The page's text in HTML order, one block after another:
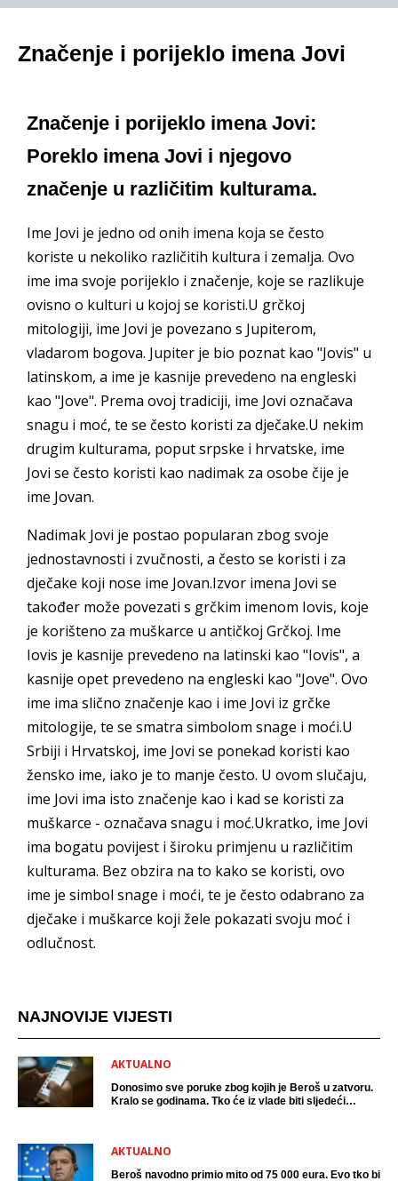
Značenje i porijeklo imena Jovi
Značenje i porijeklo imena Jovi:
Poreklo imena Jovi i njegovo
značenje u različitim kulturama.
Ime Jovi je jedno od onih imena koja se često
koriste u nekoliko različitih kultura i zemalja. Ovo
ime ima svoje porijeklo i značenje, koje se razlikuje
ovisno o kulturi u kojoj se koristi.U grčkoj
mitologiji, ime Jovi je povezano s Jupiterom,
vladarom bogova. Jupiter je bio poznat kao "Jovis" u
latinskom, a ime je kasnije prevedeno na engleski
kao "Jove". Prema ovoj tradiciji, ime Jovi označava
snagu i moć, te se često koristi za dječake.U nekim
drugim kulturama, poput srpske i hrvatske, ime
Jovi se često koristi kao nadimak za osobe čije je
ime Jovan.
Nadimak Jovi je postao popularan zbog svoje
jednostavnosti i zvučnosti, a često se koristi i za
dječake koji nose ime Jovan.Izvor imena Jovi se
također može povezati s grčkim imenom Iovis, koje
je korišteno za muškarce u antičkoj Grčkoj. Ime
Iovis je kasnije prevedeno na latinski kao "Iovis", a
kasnije opet prevedeno na engleski kao "Jove". Ovo
ime ima slično značenje kao i ime Jovi iz grčke
mitologije, te se smatra simbolom snage i moći.U
Srbiji i Hrvatskoj, ime Jovi se ponekad koristi kao
žensko ime, iako je to manje često. U ovom slučaju,
ime Jovi ima isto značenje kao i kad se koristi za
muškarce - označava snagu i moć.Ukratko, ime Jovi
ima bogatu povijest i široku primjenu u različitim
kulturama. Bez obzira na to kako se koristi, ovo
ime je simbol snage i moći, te je često odabrano za
dječake i muškarce koji žele pokazati svoju moć i
odlučnost.
NAJNOVIJE VIJESTI
AKTUALNO
Donosimo sve poruke zbog kojih je Beroš u zatvoru.
Kralo se godinama. Tko će iz vlade biti sljedeći
AKTUALNO
Beroš navodno primio mito od 75 000 eura. Evo tko bi